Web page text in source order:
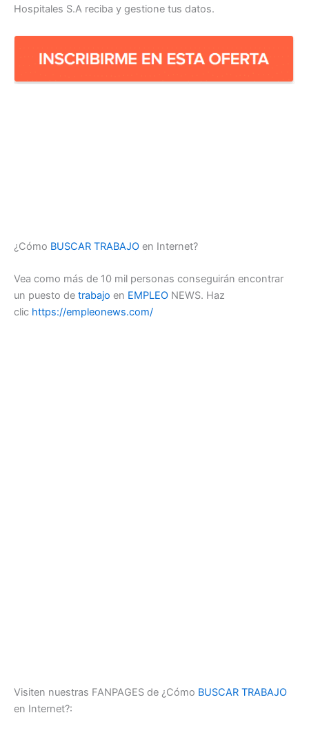
Hospitales S.A reciba y gestione tus datos.
¿Cómo BUSCAR TRABAJO en Internet?
Vea como más de 10 mil personas conseguirán encontrar
un puesto de trabajo en EMPLEO NEWS. Haz
clic https://empleonews.com/
Visiten nuestras FANPAGES de ¿Cómo BUSCAR TRABAJO
en Internet?: